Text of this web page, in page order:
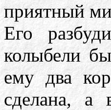
приятный
Его
колыбели
ему два
сделана, а